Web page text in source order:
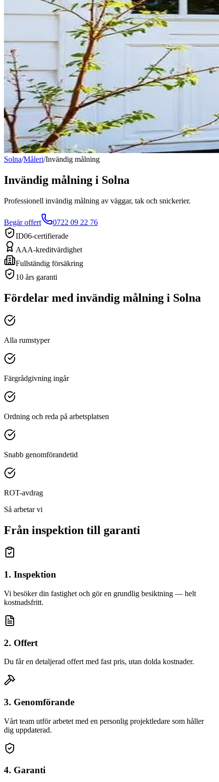
Solna/Måleri/Invändig målning
Invändig målning i Solna
Professionell invändig målning av väggar, tak och snickerier.
Begär offert
0722 09 22 76
ID06-certifierade
AAA-kreditvärdighet
Fullständig försäkring
10 års garanti
Fördelar med invändig målning i Solna
Alla rumstyper
Färgrådgivning ingår
Ordning och reda på arbetsplatsen
Snabb genomförandetid
ROT-avdrag
Så arbetar vi
Från inspektion till garanti
1. Inspektion
Vi besöker din fastighet och gör en grundlig besiktning — helt
kostnadsfritt.
2. Offert
Du får en detaljerad offert med fast pris, utan dolda kostnader.
3. Genomförande
Vårt team utför arbetet med en personlig projektledare som håller
dig uppdaterad.
4. Garanti